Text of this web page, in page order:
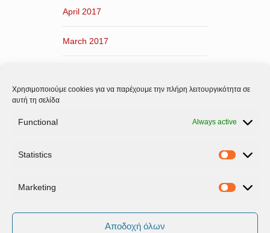
Χρησιμοποιούμε cookies για να παρέχουμε την πλήρη λειτουργικότητα σε
αυτή τη σελίδα
Functional Always active
Statistics
Marketing
Αποδοχή όλων
April 2017
March 2017